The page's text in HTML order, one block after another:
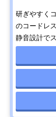
研ぎやすく
のコードレ
静音設計で